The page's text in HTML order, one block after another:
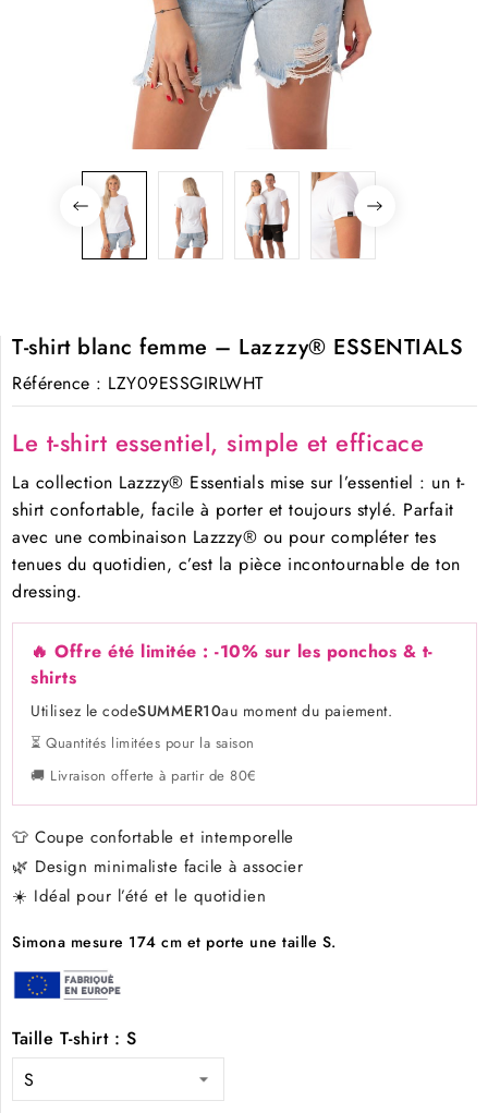
T-shirt blanc femme – Lazzzy® ESSENTIALS
Référence : LZY09ESSGIRLWHT
Le t-shirt essentiel, simple et efficace
La collection Lazzzy® Essentials mise sur l’essentiel : un t-
shirt confortable, facile à porter et toujours stylé. Parfait
avec une combinaison Lazzzy® ou pour compléter tes
tenues du quotidien, c’est la pièce incontournable de ton
dressing.
🔥 Offre été limitée : -10% sur les ponchos & t-
shirts
Utilisez le codeSUMMER10au moment du paiement.
⏳ Quantités limitées pour la saison
🚚 Livraison offerte à partir de 80€
👕 Coupe confortable et intemporelle
🌿 Design minimaliste facile à associer
☀️ Idéal pour l’été et le quotidien
Simona mesure 174 cm et porte une taille S.
Taille T-shirt : S